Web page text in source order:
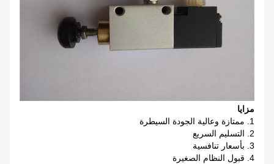
مزايا
1. ممتازة وعالية الجودة السيطرة
2. التسليم السريع
3. بأسعار تنافسية
4. قبول النظام الصغيرة